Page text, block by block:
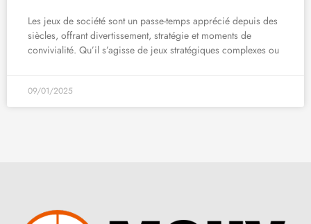
Les jeux de société sont un passe-temps apprécié depuis des
siècles, offrant divertissement, stratégie et moments de
convivialité. Qu’il s’agisse de jeux stratégiques complexes ou
09/01/2025